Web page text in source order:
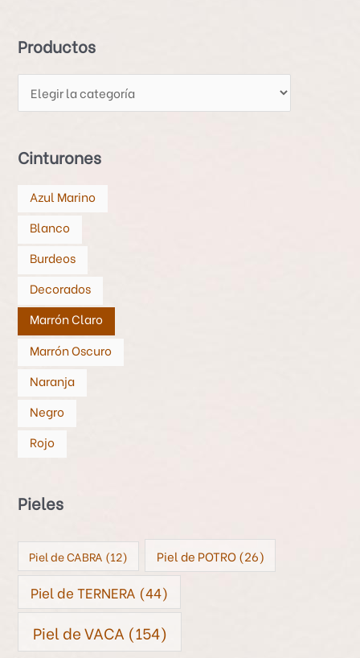
Productos
u
s
Cinturones
Azul Marino
Blanco
Burdeos
Decorados
Marrón Claro
Marrón Oscuro
Naranja
Negro
Rojo
Pieles
Piel de CABRA (12) Piel de POTRO(26)
Piel de TERNERA (44)
Piel de VACA (154)